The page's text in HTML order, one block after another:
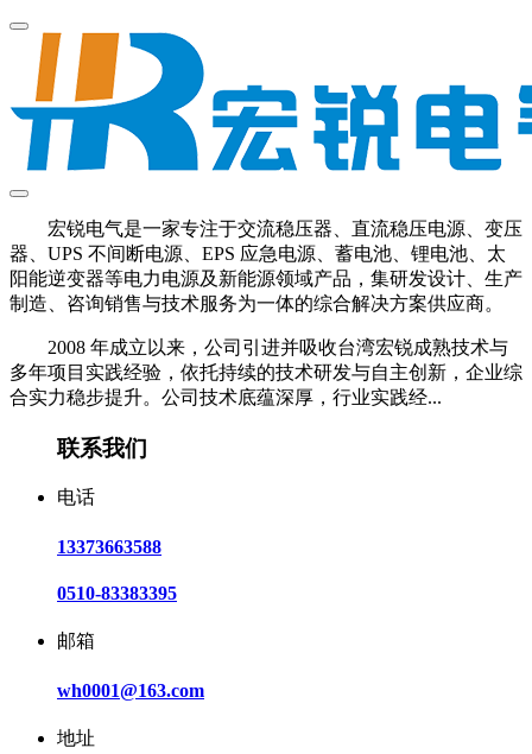
宏锐电气是一家专注于交流稳压器、直流稳压电源、变压
器、UPS 不间断电源、EPS 应急电源、蓄电池、锂电池、太
阳能逆变器等电力电源及新能源领域产品，集研发设计、生产
制造、咨询销售与技术服务为一体的综合解决方案供应商。
2008 年成立以来，公司引进并吸收台湾宏锐成熟技术与
多年项目实践经验，依托持续的技术研发与自主创新，企业综
合实力稳步提升。公司技术底蕴深厚，行业实践经...
联系我们
电话
13373663588
0510-83383395
邮箱
wh0001@163.com
地址